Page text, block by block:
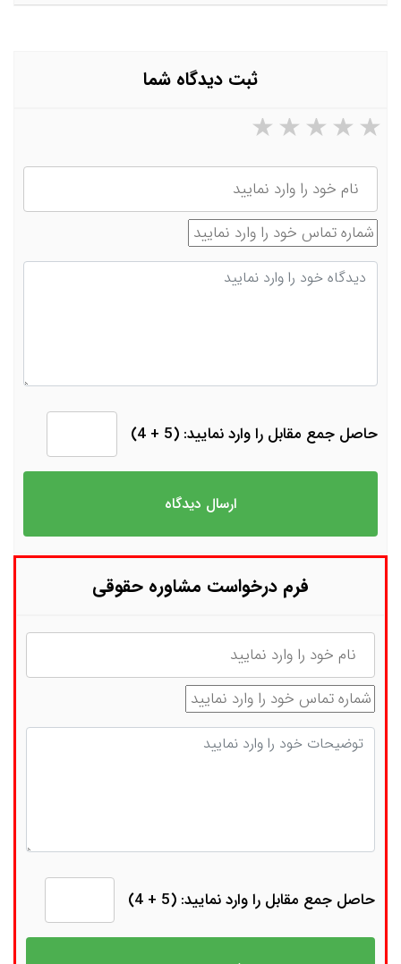
ثبت دیدگاه شما
۵ ستاره از ۵ ۴ ستاره از ۵ ۳ ستاره از ۵ ۲ ستاره از ۵
نام
شماره تماس
دیدگاه
حاصل جمع مقابل را وارد نمایید: (5 + 4)
فرم درخواست مشاوره حقوقی
نام
شماره تماس
توضیحات
حاصل جمع مقابل را وارد نمایید: (5 + 4)